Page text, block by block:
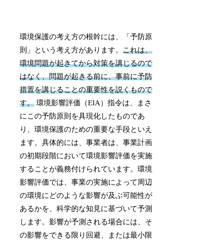
環境保護の考え方の根幹には、「予防原
則」という考え方があります。これは、
環境問題が起きてから対策を講じるので
はなく、問題が起きる前に、事前に予防
措置を講じることの重要性を説くもので
す。 環境影響評価（EIA）指令は、まさ
にこの予防原則を具現化したものであ
り、環境保護のための重要な手段といえ
ます。具体的には、事業者は、事業計画
の初期段階において環境影響評価を実施
することが義務付けられています。環境
影響評価では、事業の実施によって周辺
の環境にどのような影響が及ぶ可能性が
あるかを、科学的な知見に基づいて予測
します。影響が予測される場合には、そ
の影響をできる限り回避、または最小限